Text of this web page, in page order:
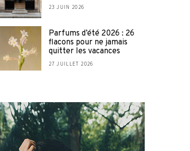
23 JUIN 2026
Parfums d’été 2026 : 26
flacons pour ne jamais
quitter les vacances
27 JUILLET 2026